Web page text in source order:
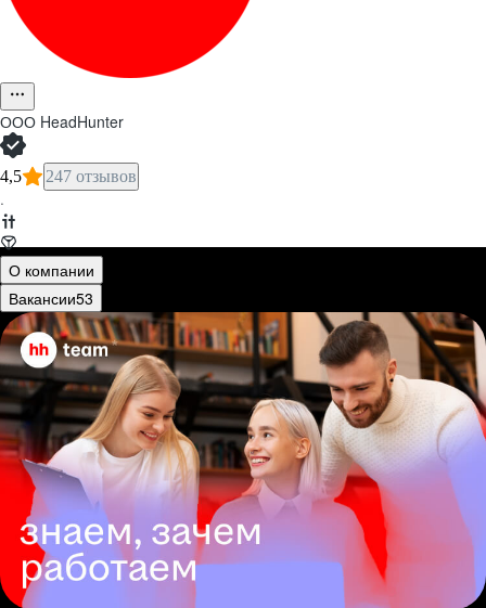
ООО HeadHunter
4,5 247 отзывов
·
О компании
Вакансии53